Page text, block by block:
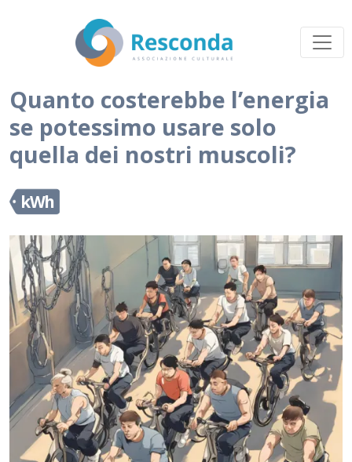
Quanto costerebbe l’energia
se potessimo usare solo
quella dei nostri muscoli?
kWh